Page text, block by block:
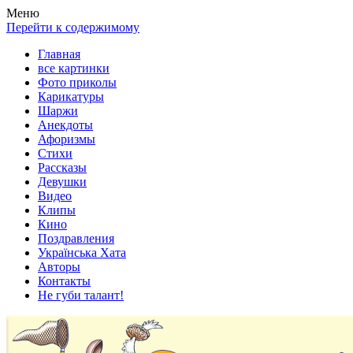
Весела хата — прикольные картинки, смешные истории, клипы!
Покажем всем ваши фото приколы, карикатуры, шаржи, стихи,
Меню
Перейти к содержимому
Главная
все картинки
Фото приколы
Карикатуры
Шаржи
Анекдоты
Афоризмы
Стихи
Рассказы
Девушки
Видео
Клипы
Кино
Поздравления
Українська Хата
Авторы
Контакты
Не губи талант!